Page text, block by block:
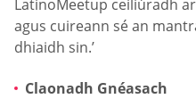
LatinoMeetup ceiliúradh
agus cuireann sé an
dhiaidh sin.’
Claonadh Gnéasach